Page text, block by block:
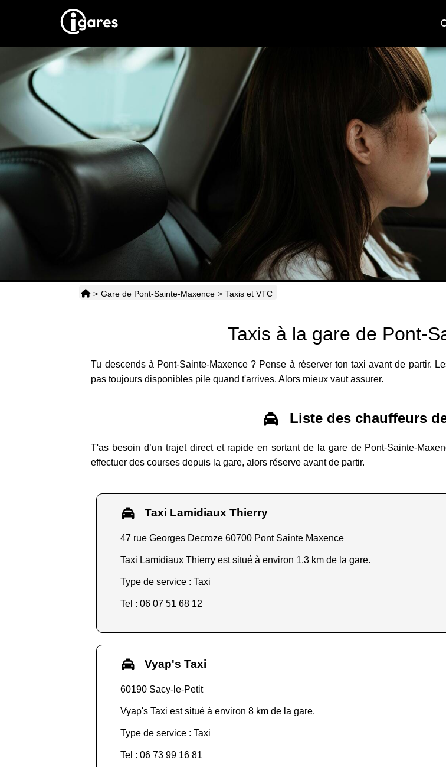
> Gare de Pont-Sainte-Maxence > Taxis et VTC
Taxis à la gare de Pont-
Tu descends à Pont-Sainte-Maxence ? Pense à réserver ton taxi avant de partir.
pas toujours disponibles pile quand t'arrives. Alors mieux vaut assurer.
Liste des chauffeurs
T'as besoin d’un trajet direct et rapide en sortant de la gare de Pont-Sainte-
effectuer des courses depuis la gare, alors réserve avant de partir.
Taxi Lamidiaux Thierry
47 rue Georges Decroze 60700 Pont Sainte Maxence
Taxi Lamidiaux Thierry est situé à environ 1.3 km de la gare.
Type de service : Taxi
Tel : 06 07 51 68 12
Vyap's Taxi
60190 Sacy-le-Petit
Vyap's Taxi est situé à environ 8 km de la gare.
Type de service : Taxi
Tel : 06 73 99 16 81